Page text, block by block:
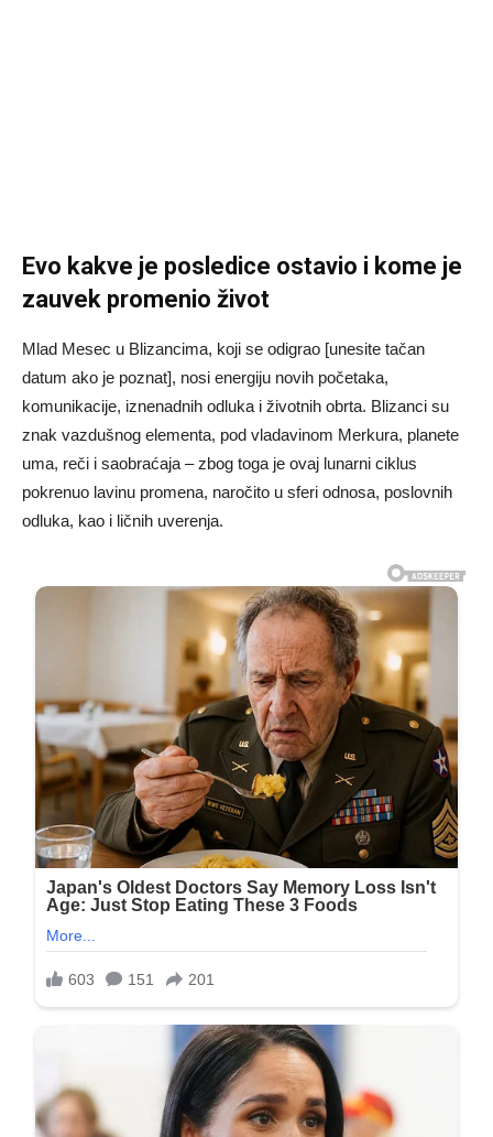
Evo kakve je posledice ostavio i kome je
zauvek promenio život
Mlad Mesec u Blizancima, koji se odigrao [unesite tačan
datum ako je poznat], nosi energiju novih početaka,
komunikacije, iznenadnih odluka i životnih obrta. Blizanci su
znak vazdušnog elementa, pod vladavinom Merkura, planete
uma, reči i saobraćaja – zbog toga je ovaj lunarni ciklus
pokrenuo lavinu promena, naročito u sferi odnosa, poslovnih
odluka, kao i ličnih uverenja.